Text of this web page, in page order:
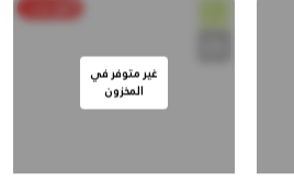
غير متوفر في
المخزون